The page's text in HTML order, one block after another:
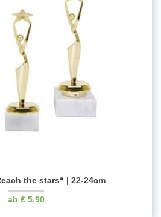
the stars“ | 22-24cm
€5.90